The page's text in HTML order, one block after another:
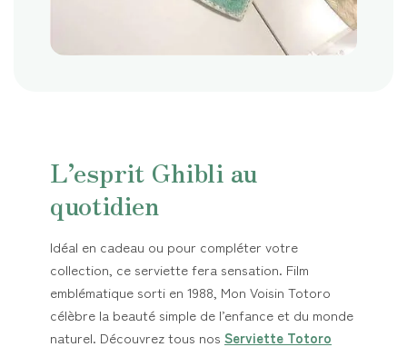
L’esprit Ghibli au
quotidien
Idéal en cadeau ou pour compléter votre
collection, ce serviette fera sensation. Film
emblématique sorti en 1988, Mon Voisin Totoro
célèbre la beauté simple de l’enfance et du monde
naturel. Découvrez tous nos Serviette Totoro